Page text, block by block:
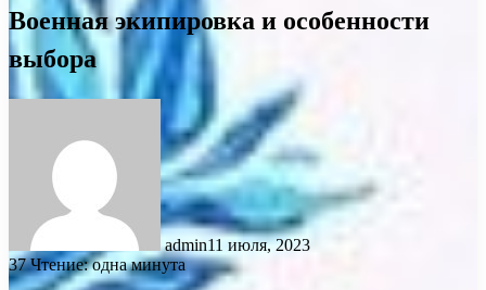
Военная экипировка и особенности
выбора
admin11 июля, 2023
37Чтение: одна минута